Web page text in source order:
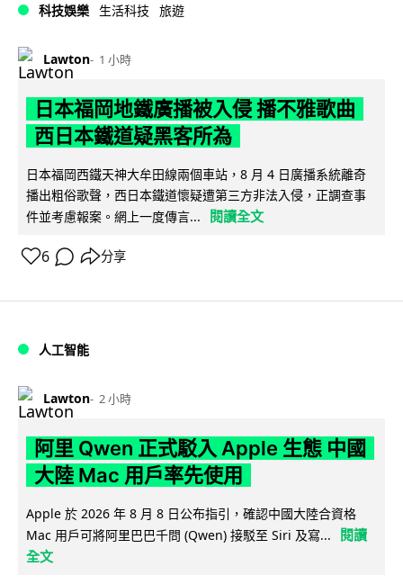
科技娛樂 生活科技 旅遊
Lawton 1 小時
日本福岡地鐵廣播被入侵 播不雅歌曲
西日本鐵道疑黑客所為
日本福岡西鐵天神大牟田線兩個車站，8 月 4 日廣播系統離奇
播出粗俗歌聲，西日本鐵道懷疑遭第三方非法入侵，正調查事
件並考慮報案。網上一度傳言...
閱讀全文
6 分享
人工智能
Lawton 2 小時
阿里 Qwen 正式駁入 Apple 生態 中國
大陸 Mac 用戶率先使用
Apple 於 2026 年 8 月 8 日公布指引，確認中國大陸合資格
Mac 用戶可將阿里巴巴千問 (Qwen) 接駁至 Siri 及寫...
閱讀
全文